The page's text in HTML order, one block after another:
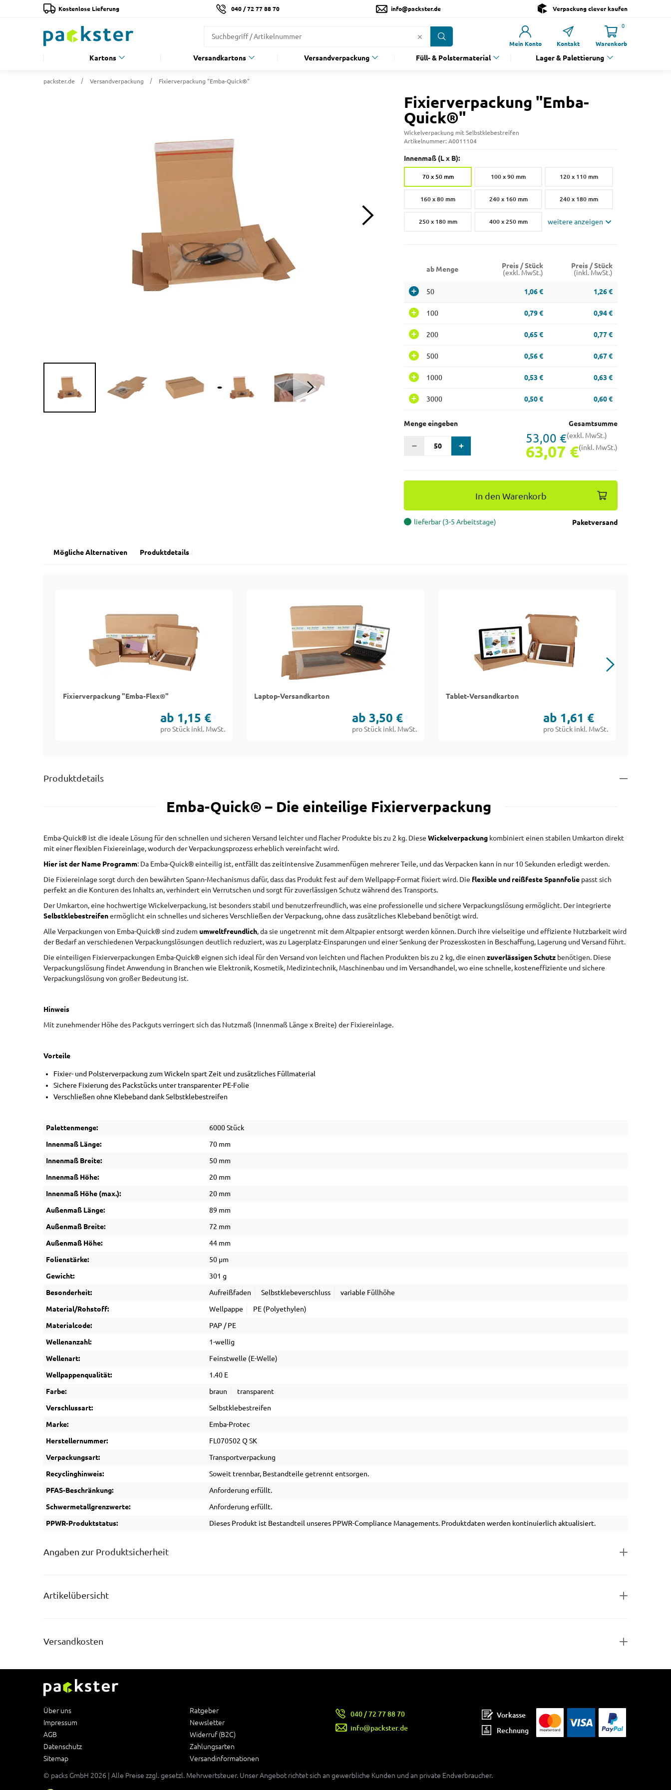
Kostenlose Lieferung 040 / 72 77 88 70 info@packster.de Verpackung clever kaufen
Mein Konto Kontakt
0
Warenkorb
Kartons Versandkartons Versandverpackung Füll- & Polstermaterial Lager & Palettierung
packster.de Versandverpackung Fixierverpackung "Emba-Quick®"
Fixierverpackung "Emba-
Quick®"
Wickelverpackung mit Selbstklebestreifen
Artikelnummer: A0011104
Innenmaß (L x B):
70 x 50 mm 100 x 90 mm 120 x 110 mm
160 x 80 mm 240 x 160 mm 240 x 180 mm
250 x 180 mm 400 x 250 mm weitere anzeigen
ab Menge
Preis / Stück
(exkl. MwSt.)
Preis / Stück
(inkl. MwSt.)
50 1,06 € 1,26 €
100 0,79 € 0,94 €
200 0,65 € 0,77 €
500 0,56 € 0,67 €
1000 0,53 € 0,63 €
3000 0,50 € 0,60 €
Menge eingeben Gesamtsumme
53,00 €(exkl. MwSt.)
63,07 €(inkl. MwSt.)
In den Warenkorb
lieferbar (3-5 Arbeitstage) Paketversand
Mögliche Alternativen Produktdetails
Fixierverpackung "Emba-Flex®"
ab 1,15 €
pro Stück inkl. MwSt.
Laptop-Versandkarton
ab 3,50 €
pro Stück inkl. MwSt.
Tablet-Versandkarton
ab 1,61 €
pro Stück inkl. MwSt.
Produktdetails
Emba-Quick® – Die einteilige Fixierverpackung
Emba-Quick® ist die ideale Lösung für den schnellen und sicheren Versand leichter und flacher Produkte bis zu 2 kg. Diese Wickelverpackung kombiniert einen stabilen Umkarton direkt
mit einer flexiblen Fixiereinlage, wodurch der Verpackungsprozess erheblich vereinfacht wird.
Hier ist der Name Programm: Da Emba-Quick® einteilig ist, entfällt das zeitintensive Zusammenfügen mehrerer Teile, und das Verpacken kann in nur 10 Sekunden erledigt werden.
Die Fixiereinlage sorgt durch den bewährten Spann-Mechanismus dafür, dass das Produkt fest auf dem Wellpapp-Format fixiert wird. Die flexible und reißfeste Spannfolie passt sich
perfekt an die Konturen des Inhalts an, verhindert ein Verrutschen und sorgt für zuverlässigen Schutz während des Transports.
Der Umkarton, eine hochwertige Wickelverpackung, ist besonders stabil und benutzerfreundlich, was eine professionelle und sichere Verpackungslösung ermöglicht. Der integrierte
Selbstklebestreifenermöglicht ein schnelles und sicheres Verschließen der Verpackung, ohne dass zusätzliches Klebeband benötigt wird.
Alle Verpackungen von Emba-Quick® sind zudem umweltfreundlich, da sie ungetrennt mit dem Altpapier entsorgt werden können. Durch ihre vielseitige und effiziente Nutzbarkeit wird
der Bedarf an verschiedenen Verpackungslösungen deutlich reduziert, was zu Lagerplatz-Einsparungen und einer Senkung der Prozesskosten in Beschaffung, Lagerung und Versand führt.
Die einteiligen Fixierverpackungen Emba-Quick® eignen sich ideal für den Versand von leichten und flachen Produkten bis zu 2 kg, die einen zuverlässigen Schutz benötigen. Diese
Verpackungslösung findet Anwendung in Branchen wie Elektronik, Kosmetik, Medizintechnik, Maschinenbau und im Versandhandel, wo eine schnelle, kosteneffiziente und sichere
Verpackungslösung von großer Bedeutung ist.
Hinweis
Mit zunehmender Höhe des Packguts verringert sich das Nutzmaß (Innenmaß Länge x Breite) der Fixiereinlage.
Vorteile
Fixier- und Polsterverpackung zum Wickeln spart Zeit und zusätzliches Füllmaterial
Sichere Fixierung des Packstücks unter transparenter PE-Folie
Verschließen ohne Klebeband dank Selbstklebestreifen
Palettenmenge: 6000 Stück
Innenmaß Länge: 70 mm
Innenmaß Breite: 50 mm
Innenmaß Höhe: 20 mm
Innenmaß Höhe (max.): 20 mm
Außenmaß Länge: 89 mm
Außenmaß Breite: 72 mm
Außenmaß Höhe: 44 mm
Folienstärke: 50 µm
Gewicht: 301 g
Besonderheit: Aufreißfaden Selbstklebeverschluss variable Füllhöhe
Material/Rohstoff: Wellpappe PE (Polyethylen)
Materialcode: PAP / PE
Wellenanzahl: 1-wellig
Wellenart: Feinstwelle (E-Welle)
Wellpappenqualität: 1.40 E
Farbe: braun transparent
Verschlussart: Selbstklebestreifen
Marke: Emba-Protec
Herstellernummer: FL070502 Q SK
Verpackungsart: Transportverpackung
Recyclinghinweis: Soweit trennbar, Bestandteile getrennt entsorgen.
PFAS-Beschränkung: Anforderung erfüllt.
Schwermetallgrenzwerte: Anforderung erfüllt.
PPWR-Produktstatus: Dieses Produkt ist Bestandteil unseres PPWR-Compliance Managements. Produktdaten werden kontinuierlich aktualisiert.
Angaben zur Produktsicherheit
Artikelübersicht
Versandkosten
Über uns
Impressum
AGB
Datenschutz
Sitemap
Ratgeber
Newsletter
Widerruf (B2C)
Zahlungsarten
Versandinformationen
040 / 72 77 88 70
info@packster.de
Vorkasse
Rechnung
© packs GmbH 2026 | Alle Preise zzgl. gesetzl. Mehrwertsteuer. Unser Angebot richtet sich an gewerbliche Kunden und an private Endverbraucher.